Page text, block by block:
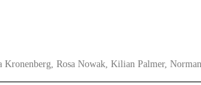
Rosa Nowak, Kilian Palmer,